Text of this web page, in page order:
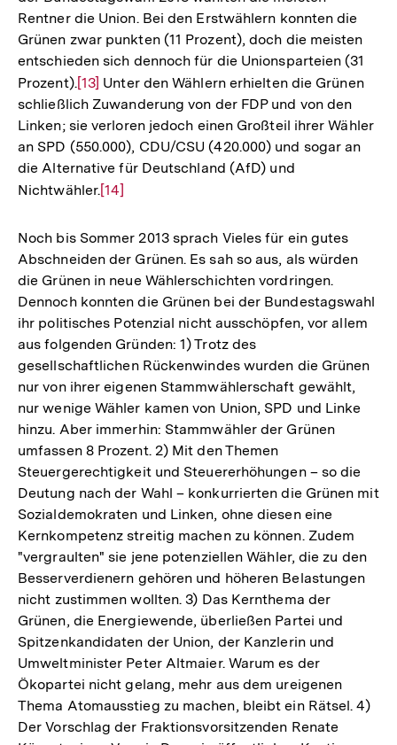
Rentner die Union. Bei den Erstwählern konnten die
Grünen zwar punkten (11 Prozent), doch die meisten
entschieden sich dennoch für die Unionsparteien (31
Prozent).Zur
Auflösung
der
Fußnote
[13] Unter den Wählern erhielten die Grünen
schließlich Zuwanderung von der FDP und von den
Linken; sie verloren jedoch einen Großteil ihrer Wähler
an SPD (550.000), CDU/CSU (420.000) und sogar an
die Alternative für Deutschland (AfD) und
Nichtwähler.Zur
der
Fußnote
[14]
Noch bis Sommer 2013 sprach Vieles für ein gutes
Abschneiden der Grünen. Es sah so aus, als würden
die Grünen in neue Wählerschichten vordringen.
Dennoch konnten die Grünen bei der Bundestagswahl
ihr politisches Potenzial nicht ausschöpfen, vor allem
aus folgenden Gründen: 1) Trotz des
gesellschaftlichen Rückenwindes wurden die Grünen
nur von ihrer eigenen Stammwählerschaft gewählt,
nur wenige Wähler kamen von Union, SPD und Linke
hinzu. Aber immerhin: Stammwähler der Grünen
umfassen 8 Prozent. 2) Mit den Themen
Steuergerechtigkeit und Steuererhöhungen – so die
Deutung nach der Wahl – konkurrierten die Grünen mit
Sozialdemokraten und Linken, ohne diesen eine
Kernkompetenz streitig machen zu können. Zudem
"vergraulten" sie jene potenziellen Wähler, die zu den
Besserverdienern gehören und höheren Belastungen
nicht zustimmen wollten. 3) Das Kernthema der
Grünen, die Energiewende, überließen Partei und
Spitzenkandidaten der Union, der Kanzlerin und
Umweltminister Peter Altmaier. Warum es der
Ökopartei nicht gelang, mehr aus dem ureigenen
Thema Atomausstieg zu machen, bleibt ein Rätsel. 4)
Der Vorschlag der Fraktionsvorsitzenden Renate